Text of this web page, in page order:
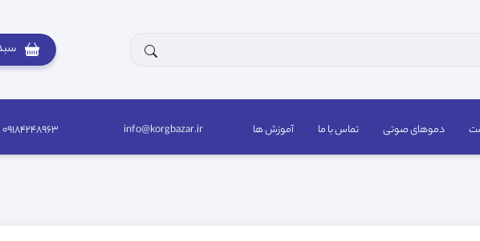
دموهای صوتی تماس با ما آموزش ها info@korgbazar.ir
09184248963